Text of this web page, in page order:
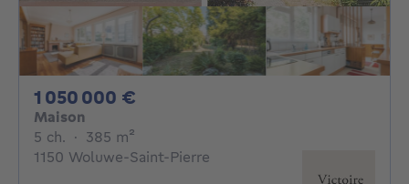
1 050 000 €
Maison
5 ch. 5 chambres
· 385 m²
1150 Woluwe-Saint-Pierre